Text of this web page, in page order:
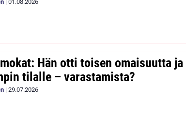
| 01.08.2026
Hän otti toisen omaisuutta ja
tilalle – varastamista?
| 29.07.2026